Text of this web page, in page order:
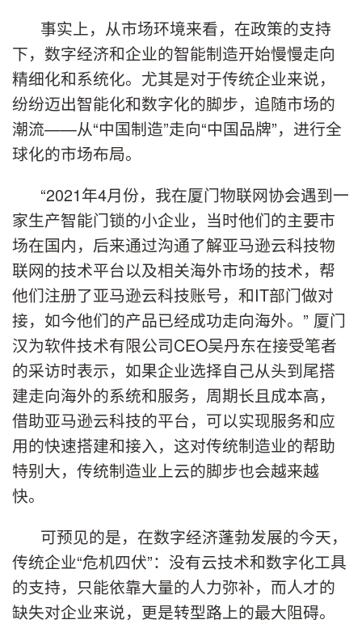
事实上，从市场环境来看，在政策的支持
下，数字经济和企业的智能制造开始慢慢走向
精细化和系统化。尤其是对于传统企业来说，
纷纷迈出智能化和数字化的脚步，追随市场的
潮流——从“中国制造”走向“中国品牌”，进行全
球化的市场布局。
“2021年4月份，我在厦门物联网协会遇到一
家生产智能门锁的小企业，当时他们的主要市
场在国内，后来通过沟通了解亚马逊云科技物
联网的技术平台以及相关海外市场的技术，帮
他们注册了亚马逊云科技账号，和IT部门做对
接，如今他们的产品已经成功走向海外。” 厦门
汉为软件技术有限公司CEO吴丹东在接受笔者
的采访时表示，如果企业选择自己从头到尾搭
建走向海外的系统和服务，周期长且成本高，
借助亚马逊云科技的平台，可以实现服务和应
用的快速搭建和接入，这对传统制造业的帮助
特别大，传统制造业上云的脚步也会越来越
快。
可预见的是，在数字经济蓬勃发展的今天，
传统企业“危机四伏”：没有云技术和数字化工具
的支持，只能依靠大量的人力弥补，而人才的
缺失对企业来说，更是转型路上的最大阻碍。